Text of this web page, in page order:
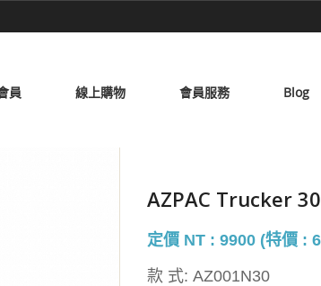
員 線上購物 會員服務 Blog
AZPAC Trucker
定價 NT : 9900 (特價 :
款 式: AZ001N30